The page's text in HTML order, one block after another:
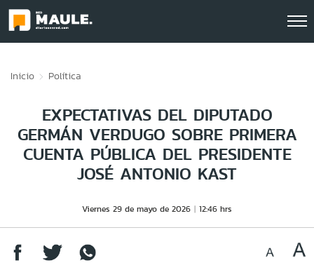
Inicio Política
EXPECTATIVAS DEL DIPUTADO
GERMÁN VERDUGO SOBRE PRIMERA
CUENTA PÚBLICA DEL PRESIDENTE
JOSÉ ANTONIO KAST
Viernes 29 de mayo de 2026 12:46 hrs